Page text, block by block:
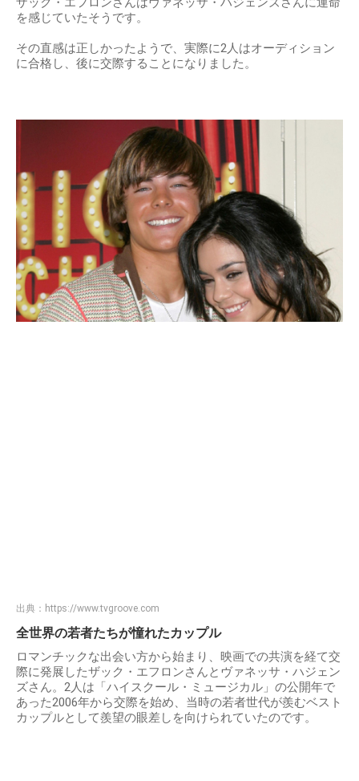
を感じていたそうです。
その直感は正しかったようで、実際に2人はオーディション
に合格し、後に交際することになりました。
出典： https://www.tvgroove.com
全世界の若者たちが憧れたカップル
ロマンチックな出会い方から始まり、映画での共演を経て交
際に発展したザック・エフロンさんとヴァネッサ・ハジェン
ズさん。2人は「ハイスクール・ミュージカル」の公開年で
あった2006年から交際を始め、当時の若者世代が羨むベスト
カップルとして羨望の眼差しを向けられていたのです。